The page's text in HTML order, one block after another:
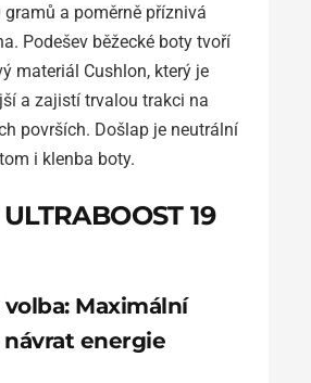
a poměrně příznivá
Podešev běžecké boty tvoří
materiál Cushlon, který je
a zajistí trvalou trakci na
površích. Došlap je neutrální
i klenba boty.
19
Maximální
energie